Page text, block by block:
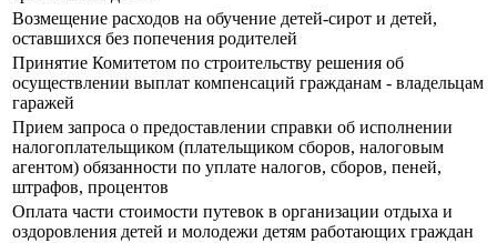
Возмещение расходов на обучение детей-сирот и детей,
оставшихся без попечения родителей
Принятие Комитетом по строительству решения об
осуществлении выплат компенсаций гражданам - владельцам
гаражей
Прием запроса о предоставлении справки об исполнении
налогоплательщиком (плательщиком сборов, налоговым
агентом) обязанности по уплате налогов, сборов, пеней,
штрафов, процентов
Оплата части стоимости путевок в организации отдыха и
оздоровления детей и молодежи детям работающих граждан